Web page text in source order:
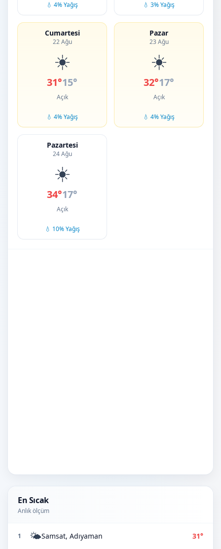
💧 4% Yağış 💧 3% Yağış
Cumartesi
22 Ağu
☀️
31°15°
Açık
💧 4% Yağış
Pazar
23 Ağu
☀️
32°17°
Açık
💧 4% Yağış
Pazartesi
24 Ağu
☀️
34°17°
Açık
💧 10% Yağış
En Sıcak
Anlık ölçüm
1 🌤️Samsat, Adıyaman 31°